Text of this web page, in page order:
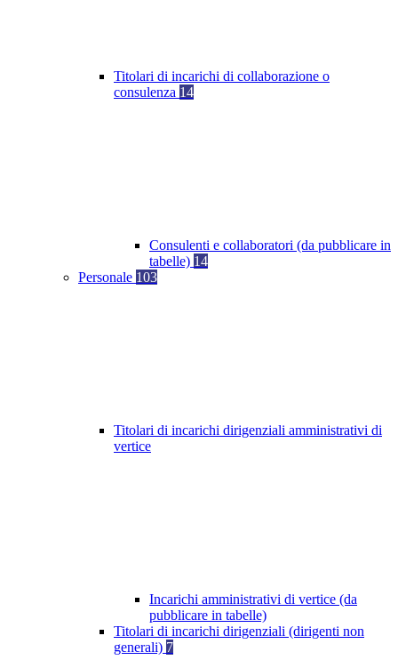
Titolari di incarichi di collaborazione o
consulenza 14
Consulenti e collaboratori (da pubblicare in
tabelle) 14
Personale 103
Titolari di incarichi dirigenziali amministrativi di
vertice
Incarichi amministrativi di vertice (da
pubblicare in tabelle)
Titolari di incarichi dirigenziali (dirigenti non
generali) 7